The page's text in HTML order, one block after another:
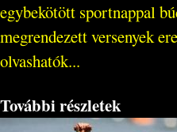
egybekötött sportnappal
megrendezett versenyek
olvashatók...
További részletek